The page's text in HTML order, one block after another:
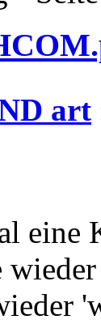
art
eine